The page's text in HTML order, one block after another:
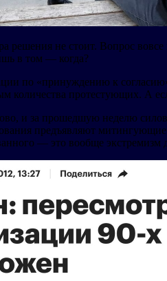
решения не стоит. Вопрос
в том — когда?
по «принуждению к
количества протестующих. А
и за прошедшую неделю
предъявляют
— это вообще экстремизм